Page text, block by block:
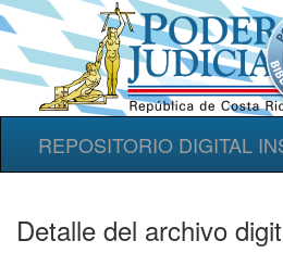
REPOSITORIO DIGITAL
Detalle del archivo